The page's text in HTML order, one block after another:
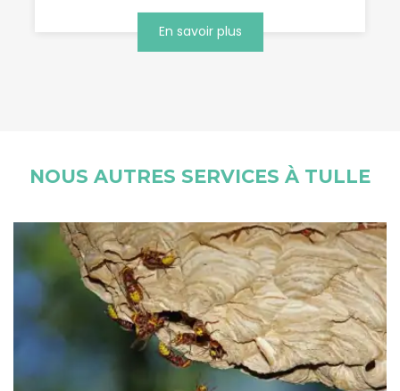
En savoir plus
NOUS AUTRES SERVICES À TULLE